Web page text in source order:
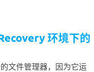
环境下的
文件管理器，因为它运